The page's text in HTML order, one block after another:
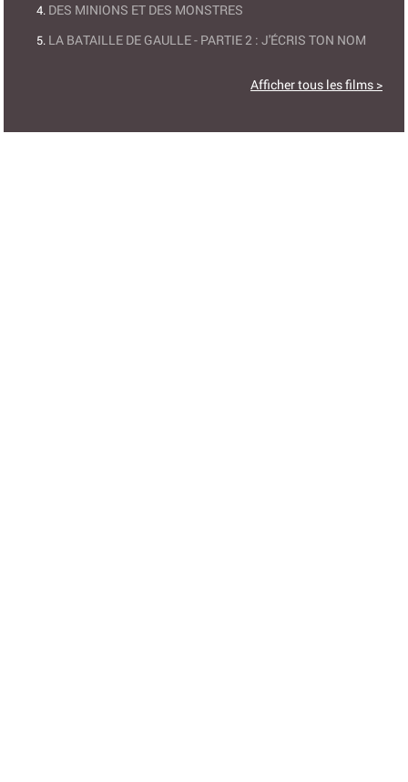
DES MINIONS ET DES MONSTRES
LA BATAILLE DE GAULLE - PARTIE 2 : J'ÉCRIS TON NOM
Afficher tous les films >